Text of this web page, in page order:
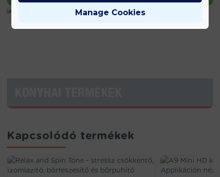
Kapcsolódó termékek
Manage Cookies